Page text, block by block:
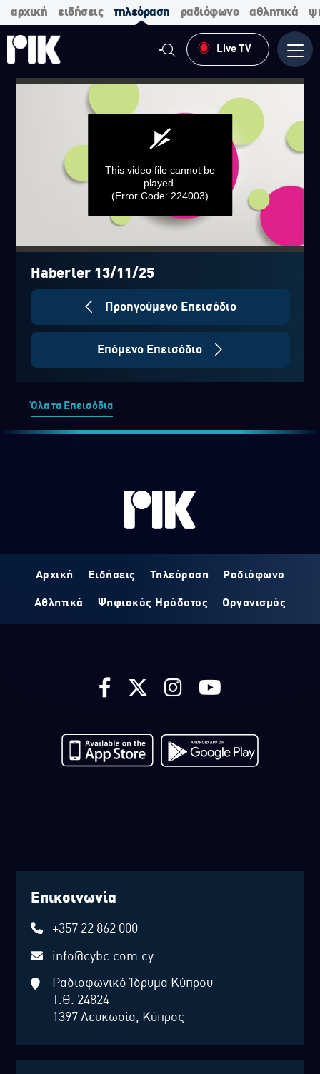
αρχική ειδήσεις τηλεόραση ραδιόφωνο αθλητικά
Live TV
0
seconds
seconds
This video file cannot be
played.
(Error Code: 224003)
Haberler 13/11/25
Προηγούμενο Επεισόδιο
Επόμενο Επεισόδιο
Όλα τα Επεισόδια
Αρχική Ειδήσεις Τηλεόραση Ραδιόφωνο
Αθλητικά Ψηφιακός Ηρόδοτος Οργανισμός
Επικοινωνία
+357 22 862 000
info@cybc.com.cy
Ραδιοφωνικό Ίδρυμα Κύπρου
Τ.Θ. 24824
1397 Λευκωσία, Κύπρος